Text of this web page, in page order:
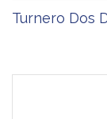
Turnero Dos